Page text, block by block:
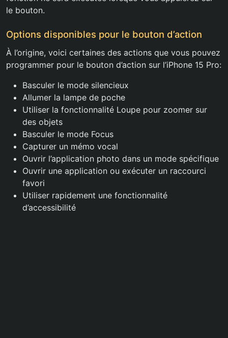
le bouton.
Options disponibles pour le bouton d’action
À l’origine, voici certaines des actions que vous pouvez
programmer pour le bouton d’action sur l’iPhone 15 Pro:
Basculer le mode silencieux
Allumer la lampe de poche
Utiliser la fonctionnalité Loupe pour zoomer sur
des objets
Basculer le mode Focus
Capturer un mémo vocal
Ouvrir l’application photo dans un mode spécifique
Ouvrir une application ou exécuter un raccourci
favori
Utiliser rapidement une fonctionnalité
d’accessibilité